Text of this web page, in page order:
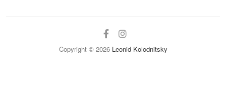
facebook
instagram
Copyright © 2026 Leonid Kolodnitsky